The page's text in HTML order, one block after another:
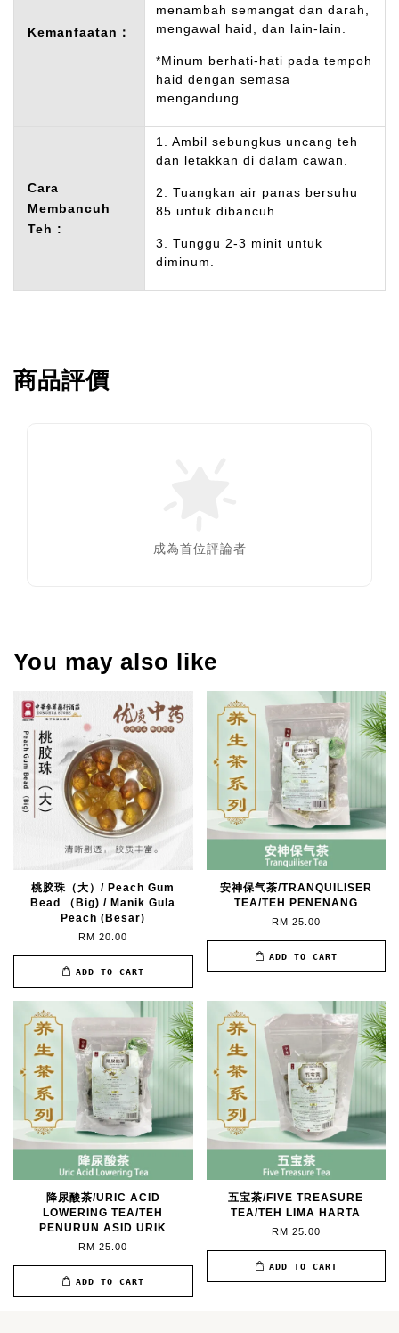
Kemanfaatan：
menambah semangat dan darah,
mengawal haid, dan lain-lain.
*Minum berhati-hati pada tempoh
haid dengan semasa
mengandung.
Cara
Membancuh
Teh :
1. Ambil sebungkus uncang teh
dan letakkan di dalam cawan.
2. Tuangkan air panas bersuhu
85 untuk dibancuh.
3. Tunggu 2-3 minit untuk
diminum.
商品評價
成為首位評論者
You may also like
桃胶珠（大）/ Peach Gum
Bead （Big) / Manik Gula
Peach (Besar)
RM 20.00
ADD TO CART
安神保气茶/TRANQUILISER
TEA/TEH PENENANG
RM 25.00
ADD TO CART
降尿酸茶/URIC ACID
LOWERING TEA/TEH
PENURUN ASID URIK
RM 25.00
ADD TO CART
五宝茶/FIVE TREASURE
TEA/TEH LIMA HARTA
RM 25.00
ADD TO CART